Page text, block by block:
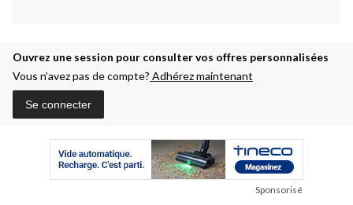
Ouvrez une session pour consulter vos offres personnalisées
Vous n’avez pas de compte? Adhérez maintenant
Se connecter
Sponsorisé